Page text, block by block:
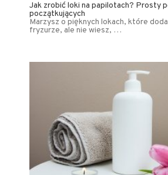
Jak zrobić loki na papilotach? Prosty
początkujących
Marzysz o pięknych lokach, które
fryzurze, ale nie wiesz, …